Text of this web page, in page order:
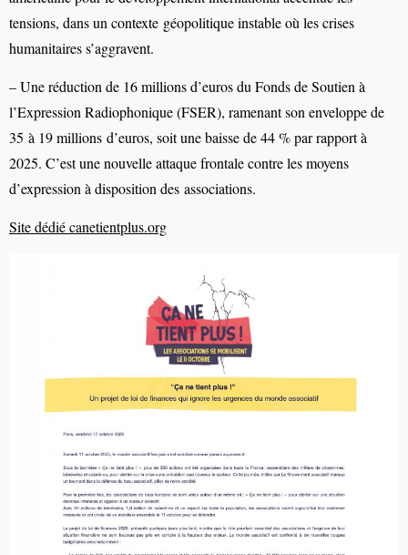
tensions, dansun contexte géopolitiqueinstableoù lescrises
humanitairess’aggravent.
–Uneréduction de 16millionsd’eurosdu FondsdeSoutien à
l’Expression Radiophonique(FSER), ramenantson enveloppede
35 à 19millions d’euros, soitunebaissede44%parrapportà
2025. C’estunenouvelleattaquefrontalecontrelesmoyens
d’expression à disposition des associations.
Sitedédiécanetientplus.org